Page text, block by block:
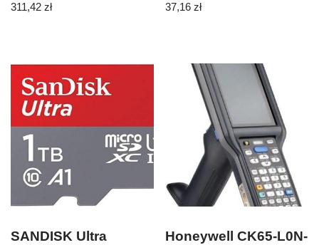
311,42 zł 37,16zł
SANDISK Ultra Honeywell CK65-L0N-